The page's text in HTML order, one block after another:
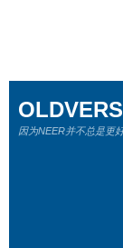
因为NEER并不总是更